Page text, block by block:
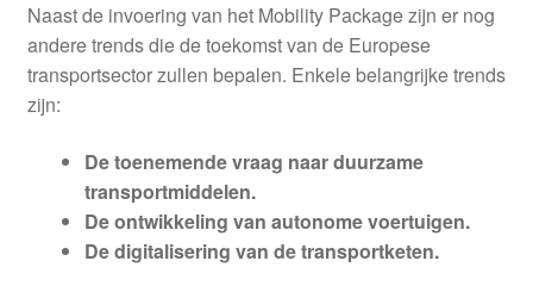
Naast de invoering van het Mobility Package zijn er nog
andere trends die de toekomst van de Europese
transportsector zullen bepalen. Enkele belangrijke trends
zijn:
De toenemende vraag naar duurzame
transportmiddelen.
De ontwikkeling van autonome voertuigen.
De digitalisering van de transportketen.